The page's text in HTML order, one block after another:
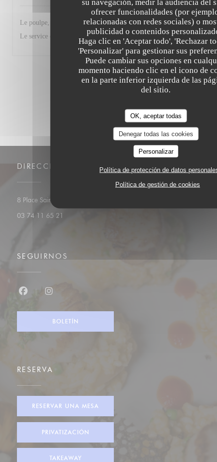
ofrecer funcionalidades (por
relacionadas con redes sociales) o
publicidad o contenidos
Haga clic en 'Aceptar todo', 'Rechazar
'Personalizar' para gestionar sus
Puede cambiar sus opciones en
momento haciendo clic en el icono de
en la parte inferior izquierda de las
del sitio.
OK, aceptar todas
Denegar todas las cookies
Personalizar
Política de protección de datos
Política de gestión de cookies
Le poulpe, le ceviché, le risotto aux gambas, tout était parfait.
Le service également.
1 2 3
DIRECCIÓN
8 Place Saint Etienne 67000 STRASBOURG
03 74 11 65 21
SEGUIRNOS
BOLETÍN
RESERVA
RESERVAR UNA MESA
PRIVATIZACIÓN
TAKEAWAY